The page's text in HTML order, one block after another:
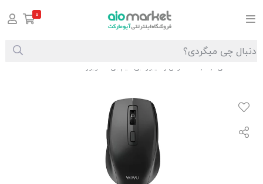
صفحه اصلی /
/ ست موس و کیبورد بی‌سیم بی‌صدا ویوو KM-01
0